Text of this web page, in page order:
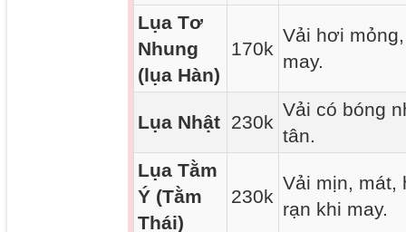
Lụa Tơ
Nhung
(lụa Hàn)
170k
Vải hơi
may.
Lụa Nhật 230k
Vải có bóng
tân.
Lụa Tằm
Ý (Tằm
Thái)
230k
Vải mịn, mát,
rạn khi may.